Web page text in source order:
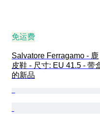
免运费
Salvatore Ferragamo - 鹿
皮鞋 - 尺寸: EU 41.5 - 带
的新品